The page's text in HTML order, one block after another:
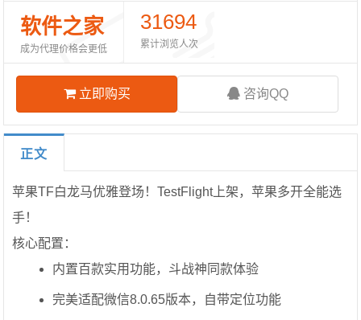
软件之家
成为代理价格会更低
31694
累计浏览人次
立即购买 咨询QQ
正文
苹果TF白龙马优雅登场！TestFlight上架，苹果多开全能选
手！
核心配置：
内置百款实用功能，斗战神同款体验
完美适配微信8.0.65版本，自带定位功能